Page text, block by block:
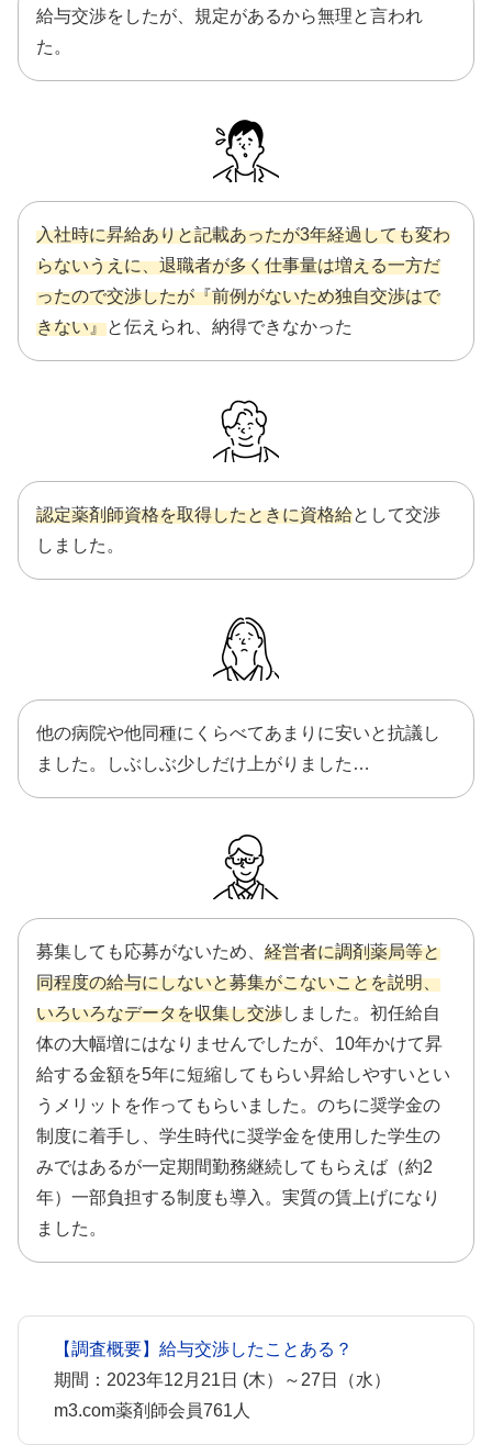
給与交渉をしたが、規定があるから無理と言われ
た。
入社時に昇給ありと記載あったが3年経過しても変わ
らないうえに、退職者が多く仕事量は増える一方だ
ったので交渉したが『前例がないため独自交渉はで
きない』と伝えられ、納得できなかった
認定薬剤師資格を取得したときに資格給として交渉
しました。
他の病院や他同種にくらべてあまりに安いと抗議し
ました。しぶしぶ少しだけ上がりました…
募集しても応募がないため、 経営者に調剤薬局等と
同程度の給与にしないと募集がこないことを説明、
いろいろなデータを収集し交渉しました。初任給自
体の大幅増にはなりませんでしたが、10年かけて昇
給する金額を5年に短縮してもらい昇給しやすいとい
うメリットを作ってもらいました。のちに奨学金の
制度に着手し、学生時代に奨学金を使用した学生の
みではあるが一定期間勤務継続してもらえば（約2
年）一部負担する制度も導入。実質の賃上げになり
ました。
【調査概要】給与交渉したことある？
期間：2023年12月21日 (木）～27日（水）
m3.com薬剤師会員761人